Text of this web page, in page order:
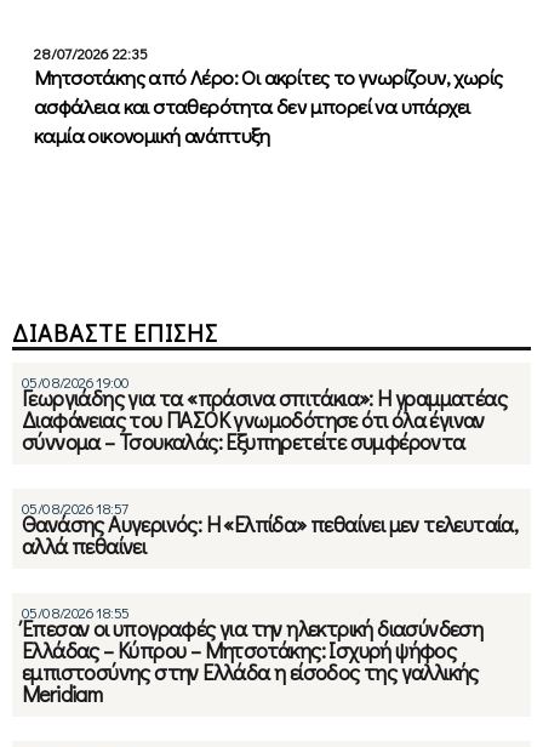
28/07/2026 22:35
Μητσοτάκης από Λέρο: Οι ακρίτες το γνωρίζουν, χωρίς
ασφάλεια και σταθερότητα δεν μπορεί να υπάρχει
καμία οικονομική ανάπτυξη
ΔΙΑΒΑΣΤΕ ΕΠΙΣΗΣ
05/08/2026 19:00
Γεωργιάδης για τα «πράσινα σπιτάκια»: Η γραμματέας
Διαφάνειας του ΠΑΣΟΚ γνωμοδότησε ότι όλα έγιναν
σύννομα – Τσουκαλάς: Εξυπηρετείτε συμφέροντα
05/08/2026 18:57
Θανάσης Αυγερινός: Η «Ελπίδα» πεθαίνει μεν τελευταία,
αλλά πεθαίνει
05/08/2026 18:55
Έπεσαν οι υπογραφές για την ηλεκτρική διασύνδεση
Ελλάδας – Κύπρου – Μητσοτάκης: Ισχυρή ψήφος
εμπιστοσύνης στην Ελλάδα η είσοδος της γαλλικής
Meridiam